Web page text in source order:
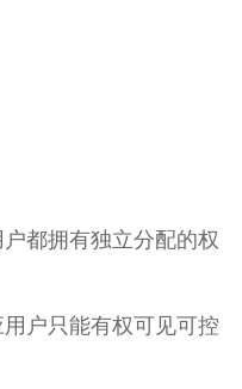
都拥有独立分配的权
户只能有权可见可控